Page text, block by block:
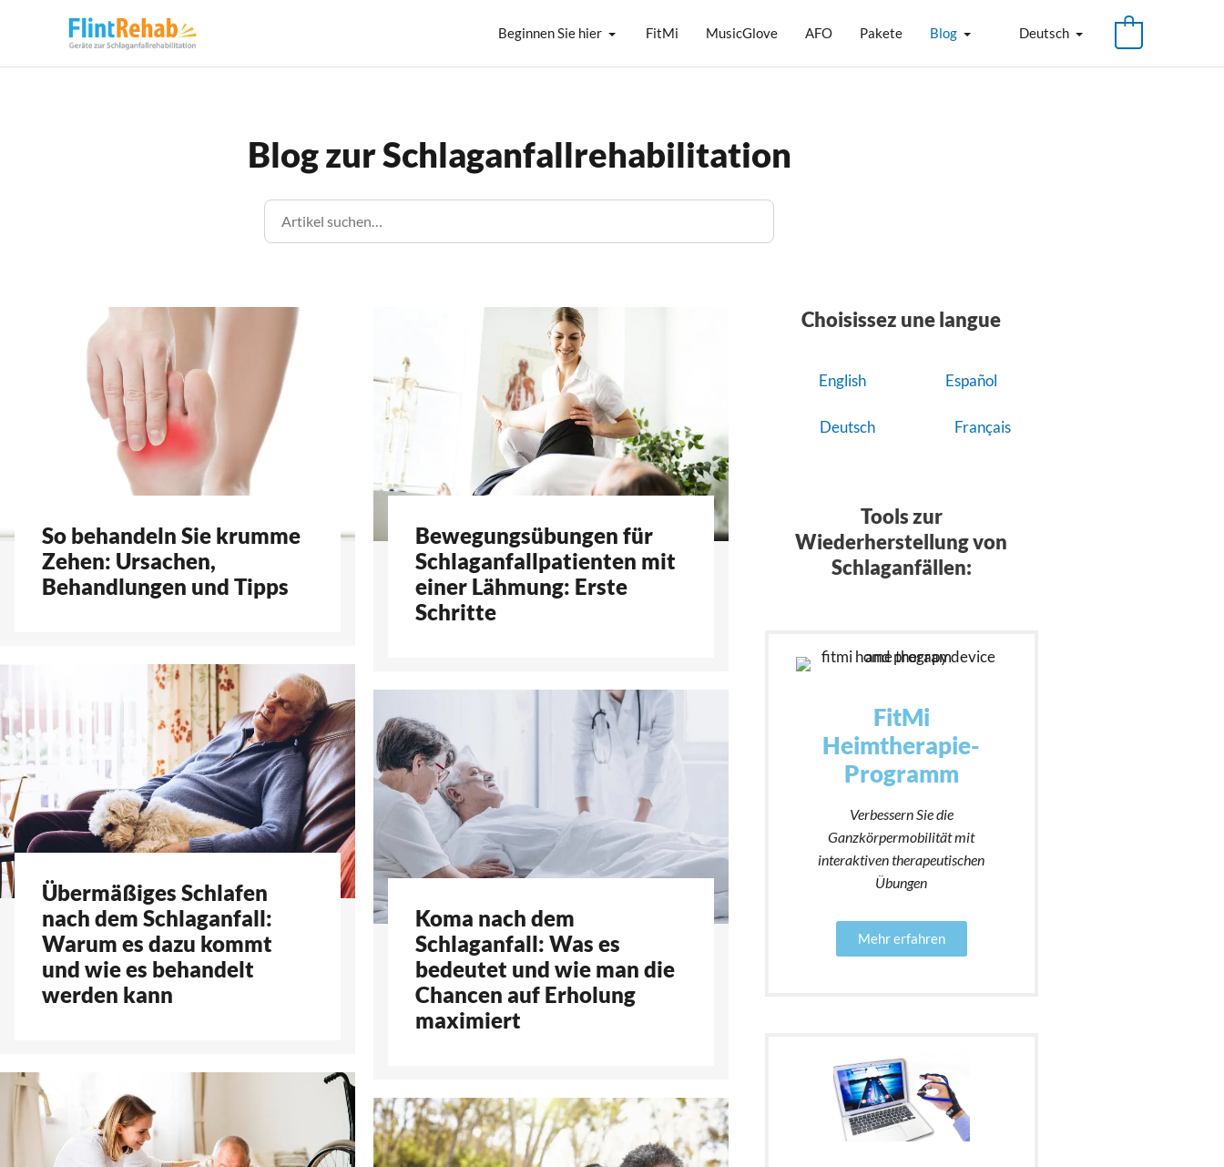
Beginnen Sie hier FitMi MusicGlove AFO Pakete Blog Deutsch
Blog zur Schlaganfallrehabilitation
So behandeln Sie krumme
Zehen: Ursachen,
Behandlungen und Tipps
Bewegungsübungen für
Schlaganfallpatienten mit
einer Lähmung: Erste
Schritte
Übermäßiges Schlafen
nach dem Schlaganfall:
Warum es dazu kommt
und wie es behandelt
werden kann
Koma nach dem
Schlaganfall: Was es
bedeutet und wie man die
Chancen auf Erholung
maximiert
Choisissez une langue
English Español
Deutsch Français
Tools zur
Wiederherstellung von
Schlaganfällen:
FitMi
Heimtherapie-
Programm
Verbessern Sie die
Ganzkörpermobilität mit
interaktiven therapeutischen
Übungen
Mehr erfahren